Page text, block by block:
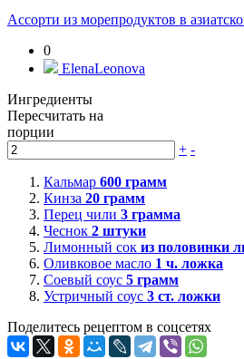
Ассорти из морепродуктов в
0
ElenaLeonova
Ингредиенты
Пересчитать на
порции
+ -
Кальмар 600 грамм
Кинза 20 грамм
Перец чили 3 грамма
Чеснок 2 штуки
Лимонный сок из половинки
Оливковое масло 1 ч. ложка
Соевый соус 5 грамм
Устричный соус 3 ст. ложки
Поделитесь рецептом в соцсетях